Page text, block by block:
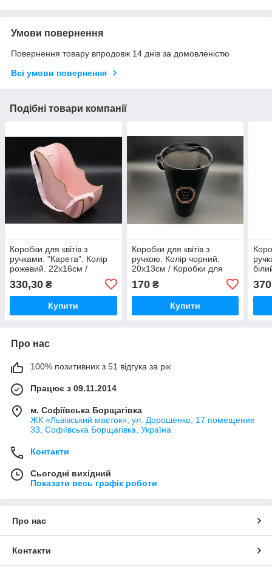
Умови повернення
Повернення товару впродовж 14 днів за домовленістю
Всі умови повернення
Подібні товари компанії
Коробки для квітів з
ручками. "Карета". Колір
рожевий. 22х16см /
ручками. "Карета". Колір
рожевий. 22х16см
330,30 ₴
Купити
Коробки для квітів з
ручкою. Колір чорний.
20х13см / Коробки для
чорний. 20х13см
170₴
Купити
370
Про нас
100% позитивних з 51 відгука за рік
Працює з 09.11.2014
м. Софіївська Борщагівка
ЖК «Львівський маєток», ул. Дорошенко, 17 помещение
33, Софіївська Борщагівка, Україна
Контакти
Сьогодні вихідний
Показати весь графік роботи
Про нас
Контакти